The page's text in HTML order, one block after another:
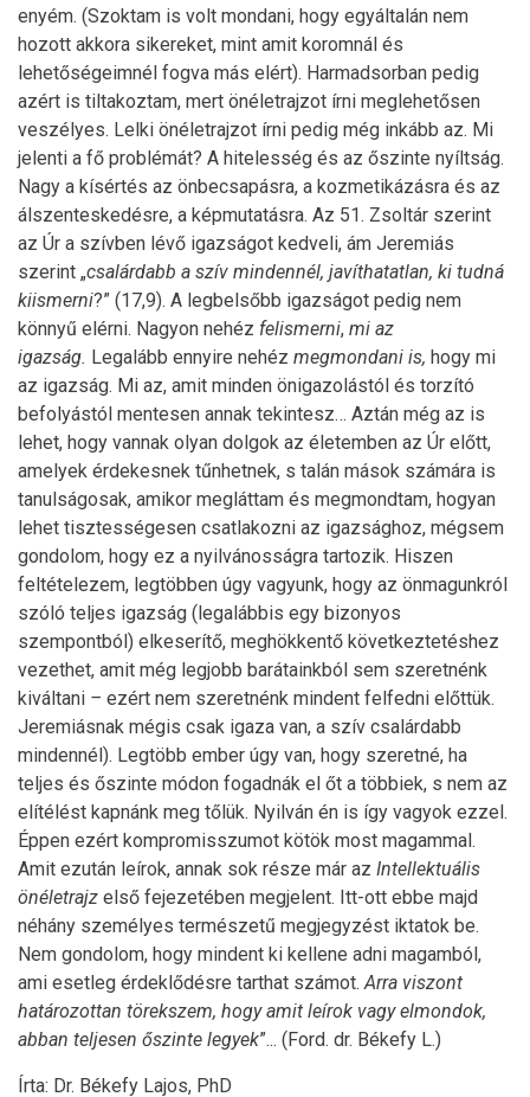
enyém. (Szoktam is volt mondani, hogy egyáltalán nem
hozott akkora sikereket, mint amit koromnál és
lehetőségeimnél fogva más elért). Harmadsorban pedig
azért is tiltakoztam, mert önéletrajzot írni meglehetősen
veszélyes. Lelki önéletrajzot írni pedig még inkább az. Mi
jelenti a fő problémát? A hitelesség és az őszinte nyíltság.
Nagy a kísértés az önbecsapásra, a kozmetikázásra és az
álszenteskedésre, a képmutatásra. Az 51. Zsoltár szerint
az Úr a szívben lévő igazságot kedveli, ám Jeremiás
szerint „csalárdabb a szív mindennél, javíthatatlan, ki tudná
kiismerni?” (17,9). A legbelsőbb igazságot pedig nem
könnyű elérni. Nagyon nehéz felismerni, mi az
igazság. Legalább ennyire nehéz megmondani is, hogy mi
az igazság. Mi az, amit minden önigazolástól és torzító
befolyástól mentesen annak tekintesz… Aztán még az is
lehet, hogy vannak olyan dolgok az életemben az Úr előtt,
amelyek érdekesnek tűnhetnek, s talán mások számára is
tanulságosak, amikor megláttam és megmondtam, hogyan
lehet tisztességesen csatlakozni az igazsághoz, mégsem
gondolom, hogy ez a nyilvánosságra tartozik. Hiszen
feltételezem, legtöbben úgy vagyunk, hogy az önmagunkról
szóló teljes igazság (legalábbis egy bizonyos
szempontból) elkeserítő, meghökkentő következtetéshez
vezethet, amit még legjobb barátainkból sem szeretnénk
kiváltani – ezért nem szeretnénk mindent felfedni előttük.
Jeremiásnak mégis csak igaza van, a szív csalárdabb
mindennél). Legtöbb ember úgy van, hogy szeretné, ha
teljes és őszinte módon fogadnák el őt a többiek, s nem az
elítélést kapnánk meg tőlük. Nyilván én is így vagyok ezzel.
Éppen ezért kompromisszumot kötök most magammal.
Amit ezután leírok, annak sok része már az Intellektuális
önéletrajz első fejezetében megjelent. Itt-ott ebbe majd
néhány személyes természetű megjegyzést iktatok be.
Nem gondolom, hogy mindent ki kellene adni magamból,
ami esetleg érdeklődésre tarthat számot.Arra viszont
határozottan törekszem, hogy amit leírok vagy elmondok,
abban teljesen őszinte legyek”... (Ford. dr. Békefy L.)
Írta: Dr. Békefy Lajos, PhD